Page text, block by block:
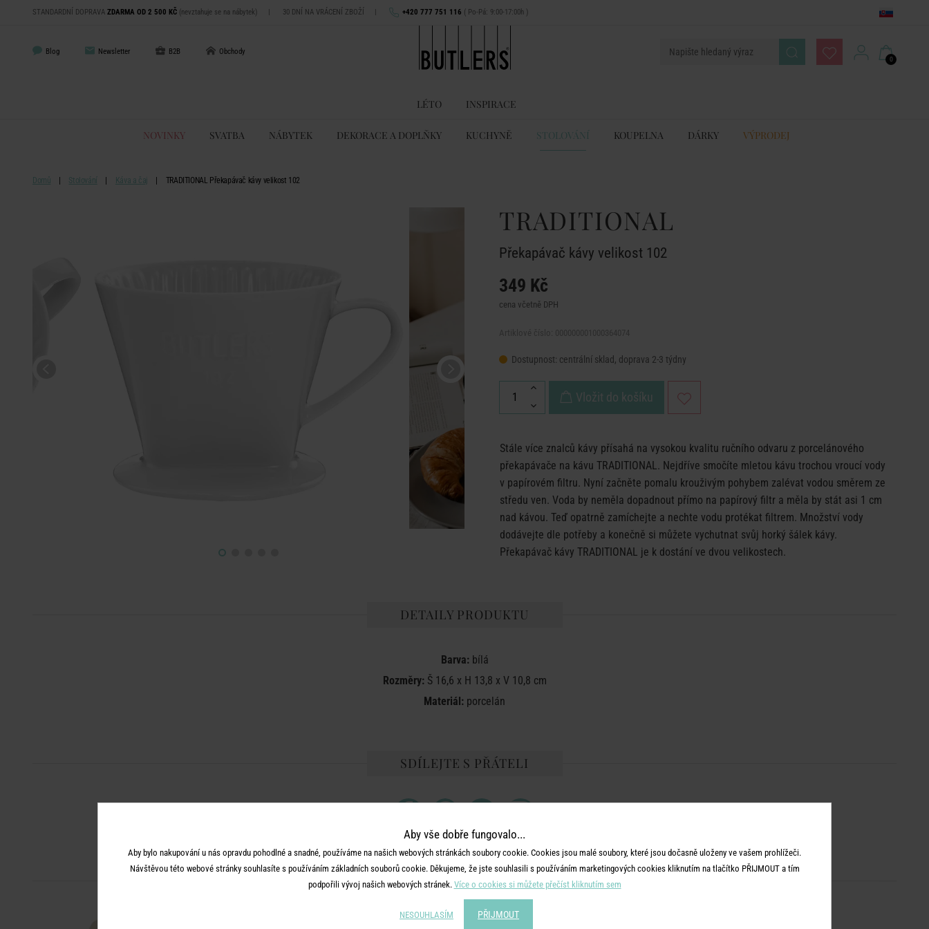
STANDARDNÍ DOPRAVA ZDARMA OD 2 500 KČ (nevztahuje se na nábytek) | 30 DNÍ NA VRÁCENÍ ZBOŽÍ | +420 777 751 116 ( Po-Pá: 9:00-17:00h )
Blog Newsletter B2B Obchody
0
LÉTO INSPIRACE
NOVINKY SVATBA NÁBYTEK DEKORACE A DOPLŇKY KUCHYNĚ STOLOVÁNÍ KOUPELNA DÁRKY VÝPRODEJ
Domů Stolování Káva a čaj TRADITIONAL Překapávač kávy velikost 102
TRADITIONAL
Překapávač kávy velikost 102
349 Kč
cena včetně DPH
Dostupnost: centrální sklad, doprava 2-3 týdny
Vložit do košíku
Stále více znalců kávy přísahá na vysokou kvalitu ručního odvaru z porcelánového
překapávače na kávu TRADITIONAL. Nejdříve smočíte mletou kávu trochou vroucí vody
v papírovém filtru. Nyní začněte pomalu krouživým pohybem zalévat vodou směrem ze
středu ven. Voda by neměla dopadnout přímo na papírový filtr a měla by stát asi 1 cm
nad kávou. Teď opatrně zamíchejte a nechte vodu protékat filtrem. Množství vody
dodávejte dle potřeby a konečně si můžete vychutnat svůj horký šálek kávy.
Překapávač kávy TRADITIONAL je k dostání ve dvou velikostech.
DETAILY PRODUKTU
Barva:bílá
Rozměry:Š 16,6 x H 13,8 x V 10,8 cm
Materiál: porcelán
SDÍLEJTE S PŘÁTELI
MOHLO BY SE VÁM LÍBIT
Aby vše dobře fungovalo...
Aby bylo nakupování u nás opravdu pohodlné a snadné, používáme na našich webových stránkách soubory cookie. Cookies jsou malé soubory, které jsou dočasně uloženy ve vašem prohlížeči.
Návštěvou této webové stránky souhlasíte s používáním základních souborů cookie. Děkujeme, že jste souhlasili s používáním marketingových cookies kliknutím na tlačítko PŘIJMOUT a tím
podpořili vývoj našich webových stránek. Více o cookies si můžete přečíst kliknutím sem
NESOUHLASÍM PŘIJMOUT